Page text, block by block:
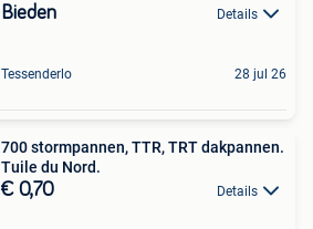
Bieden Details
Tessenderlo 28 jul 26
700 stormpannen, TTR, TRT dakpannen.
Tuile du Nord.
€ 0,70 Details